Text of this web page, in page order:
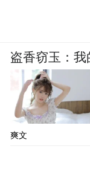
盗香窃玉：
爽文